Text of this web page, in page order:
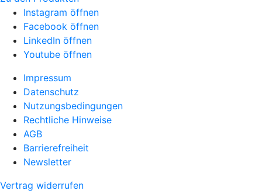
Instagram öffnen
Facebook öffnen
LinkedIn öffnen
Youtube öffnen
Impressum
Datenschutz
Nutzungsbedingungen
Rechtliche Hinweise
AGB
Barrierefreiheit
Newsletter
Vertrag widerrufen